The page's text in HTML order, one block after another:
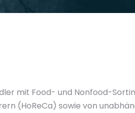
mit Food- und Nonfood-
(HoReCa) sowie von